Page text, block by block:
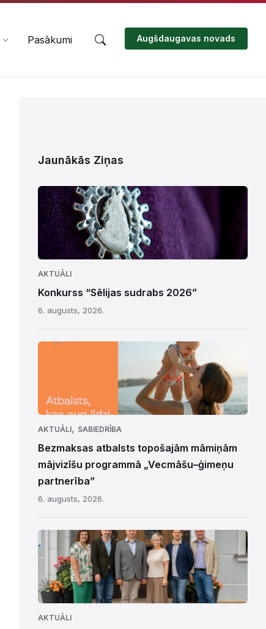
Pasākumi Augšdaugavas novads
Jaunākās Ziņas
AKTUĀLI
Konkurss “Sēlijas sudrabs 2026”
6. augusts, 2026.
AKTUĀLI, SABIEDRĪBA
Bezmaksas atbalsts topošajām māmiņām
mājvizīšu programmā „Vecmāšu–ģimeņu
partnerība”
6. augusts, 2026.
AKTUĀLI